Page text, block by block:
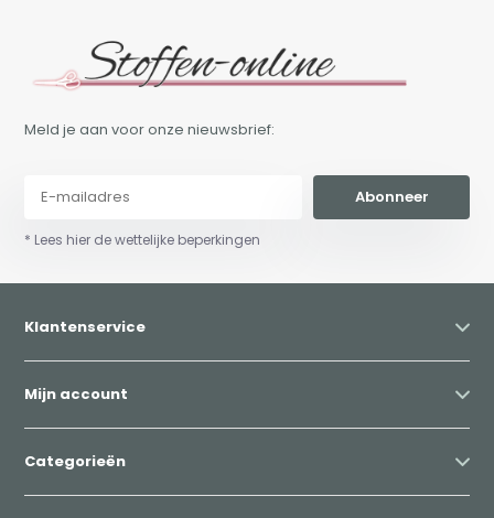
Meld je aan voor onze nieuwsbrief:
Abonneer
* Lees hier de wettelijke beperkingen
Klantenservice
Mijn account
Categorieën